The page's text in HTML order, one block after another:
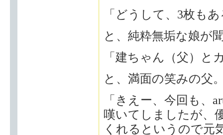
「どうして、3枚も
と、純粋無垢な娘が
「建ちゃん（父）と
と、満面の笑みの父
「きえー、今回も、
嘆いてしましたが、
くれるというので元